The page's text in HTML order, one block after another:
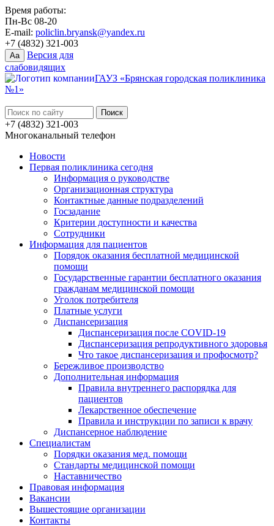
Время работы:
Пн-Вс 08-20
E-mail: policlin.bryansk@yandex.ru
+7 (4832) 321-003
Aa
Версия для
слабовидящих
ГАУЗ «Брянская городская поликлиника
№1»
+7 (4832) 321-003
Многоканальный телефон
Новости
Первая поликлиника сегодня
Информация о руководстве
Организационная структура
Контактные данные подразделений
Госзадание
Критерии доступности и качества
Сотрудники
Информация для пациентов
Порядок оказания бесплатной медицинской
помощи
Государственные гарантии бесплатного оказания
гражданам медицинской помощи
Уголок потребителя
Платные услуги
Диспансеризация
Диспансеризация после COVID-19
Диспансеризация репродуктивного здоровья
Что такое диспансеризация и профосмотр?
Бережливое производство
Дополнительная информация
Правила внутреннего распорядка для
пациентов
Лекарственное обеспечение
Правила и инструкции по записи к врачу
Диспансерное наблюдение
Специалистам
Порядки оказания мед. помощи
Стандарты медицинской помощи
Наставничество
Правовая информация
Вакансии
Вышестоящие организации
Контакты